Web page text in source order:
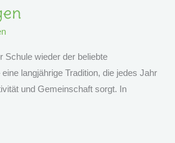
Schule wieder der beliebte
langjährige Tradition, die jedes Jahr
und Gemeinschaft sorgt. In